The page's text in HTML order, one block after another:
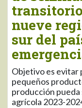
nueve
sur del
Objetivo es evitar
pequeños
producción pueda
agrícola 2023-